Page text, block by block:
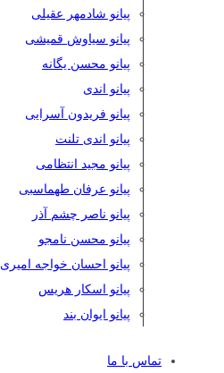
پیانو شادمهر عقیلی
پیانو سیاوش قمیشی
پیانو محسن یگانه
پیانو اندی
پیانو فریدون آسرایی
پیانو اندی تلنت
پیانو مجید انتظامی
پیانو عرفان طهماسبی
پیانو ناصر چشم آذر
پیانو محسن نامجو
پیانو احسان خواجه امیری
پیانو اسکار هریس
پیانو ایوان بند
تماس با ما